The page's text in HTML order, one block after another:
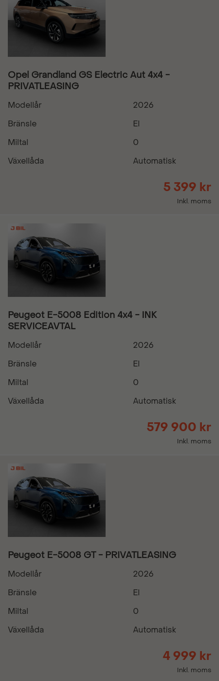
Opel Grandland GS Electric Aut 4x4 -
PRIVATLEASING
Modellår
2026
Bränsle
El
Miltal
0
Växellåda
Automatisk
5 399 kr
Inkl. moms
Peugeot E-5008 Edition 4x4 - INK
SERVICEAVTAL
Modellår
2026
Bränsle
El
Miltal
0
Växellåda
Automatisk
579 900 kr
Inkl. moms
Peugeot E-5008 GT - PRIVATLEASING
Modellår
2026
Bränsle
El
Miltal
0
Växellåda
Automatisk
4 999 kr
Inkl. moms